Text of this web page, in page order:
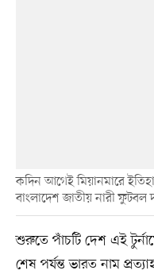
কদিন আগেই মিয়ানমারে
বাংলাদেশ জাতীয় নারী ফুটবল
শুরুতে পাঁচটি দেশ এই
শেষ পর্যন্ত ভারত নাম